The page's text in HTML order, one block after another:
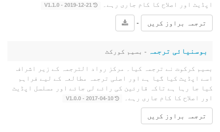
اپڈیٹ اور اصلاح کا کام جاری رہے۔
2019-12-21 - V1.1.0
ترجمہ براوز کریں -
بوسنیائی ترجمہ - بسیم کورکٹ
بسیم کرکوت نے ترجمہ کیا۔ مرکز رواد الترجمہ کے زیر اشراف
اسے اپڈیٹ کیا گیا ہے اور اصلی ترجمہ مطالعہ کے لیے فراہم
کیا جا رہا ہے تاکہ قارئین کی رائے لی جائے اور مسلسل اپڈیٹ
اور اصلاح کا کام جاری رہے۔
2017-04-10 - V1.0.0
ترجمہ براوز کریں